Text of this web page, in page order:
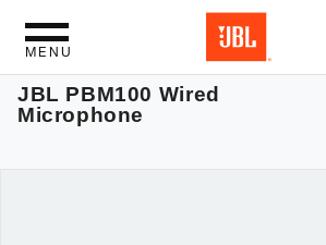
MENU
JBL PBM100 Wired
Microphone